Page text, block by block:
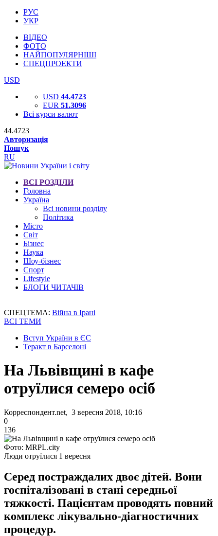
РУС
УКР
ВІДЕО
ФОТО
НАЙПОПУЛЯРНІШІ
СПЕЦПРОЕКТИ
USD
USD 44.4723
EUR 51.3096
Всі курси валют
44.4723
Авторизація
Пошук
RU
ВСІ РОЗДІЛИ
Головна
Україна
Всі новини розділу
Політика
Місто
Світ
Бізнес
Наука
Шоу-бізнес
Спорт
Lifestyle
БЛОГИ ЧИТАЧІВ
СПЕЦТЕМА: Війна в Ірані
ВСІ ТЕМИ
Вступ України в ЄС
Теракт в Барселоні
На Львівщині в кафе
отруїлися семеро осіб
Корреспондент.net, 3 вересня 2018, 10:16
0
136
Фото: MRPL.city
Люди отруїлися 1 вересня
Серед постраждалих двоє дітей. Вони
госпіталізовані в стані середньої
тяжкості. Пацієнтам проводять повний
комплекс лікувально-діагностичних
процедур.